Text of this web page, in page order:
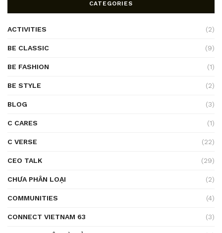
CATEGORIES
ACTIVITIES (2)
BE CLASSIC (9)
BE FASHION (1)
BE STYLE (2)
BLOG (3)
C CARES (1)
C VERSE (22)
CEO TALK (29)
CHƯA PHÂN LOẠI (2)
COMMUNITIES (4)
CONNECT VIETNAM 63 (3)